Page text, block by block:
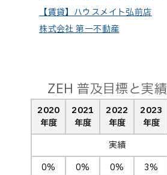
【賃貸】ハウスメイト弘前店
株式会社 第一不動産
ZEH 普及目標と実績
2020
年度
2021
年度
2022
年度
2023
年度
実績
0%
0% 0% 3%